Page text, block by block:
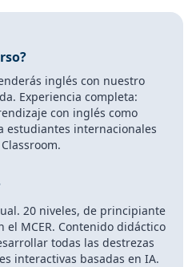
inglés con nuestro
Experiencia completa:
con inglés como
estudiantes internacionales
20 niveles, de principiante
el MCER. Contenido didáctico
todas las destrezas
interactivas basadas en IA.